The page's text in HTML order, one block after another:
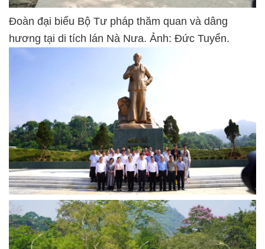
Đoàn đại biểu Bộ Tư pháp thăm quan và dâng
hương tại di tích lán Nà Nưa. Ảnh: Đức Tuyển.